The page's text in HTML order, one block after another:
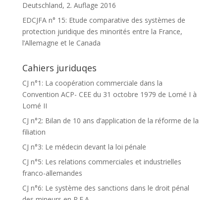
Deutschland, 2. Auflage 2016
EDCJFA n° 15: Etude comparative des systèmes de
protection juridique des minorités entre la France,
l’Allemagne et le Canada
Cahiers juriduqes
CJ n°1: La coopération commerciale dans la
Convention ACP- CEE du 31 octobre 1979 de Lomé I à
Lomé II
CJ n°2: Bilan de 10 ans d’application de la réforme de la
filiation
CJ n°3: Le médecin devant la loi pénale
CJ n°5: Les relations commerciales et industrielles
franco-allemandes
CJ n°6: Le système des sanctions dans le droit pénal